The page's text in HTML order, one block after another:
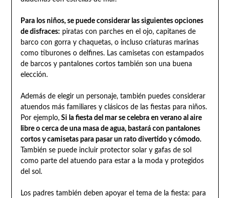
Para los niños, se puede considerar las siguientes opciones
de disfraces: piratas con parches en el ojo, capitanes de
barco con gorra y chaquetas, o incluso criaturas marinas
como tiburones o delfines. Las camisetas con estampados
de barcos y pantalones cortos también son una buena
elección.
Además de elegir un personaje, también puedes considerar
atuendos más familiares y clásicos de las fiestas para niños.
Por ejemplo,Si la fiesta del mar se celebra en verano al aire
libre o cerca de una masa de agua, bastará con pantalones
cortos y camisetas para pasar un rato divertido y cómodo.
También se puede incluir protector solar y gafas de sol
como parte del atuendo para estar a la moda y protegidos
del sol.
Los padres también deben apoyar el tema de la fiesta: para